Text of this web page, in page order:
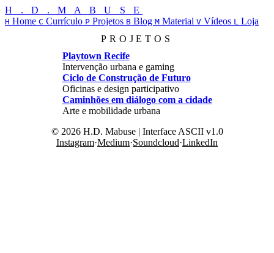
H . D . M A B U S E
H Home C Currículo P Projetos B Blog M Material V Vídeos L Loja
PROJETOS
Playtown Recife
Intervenção urbana e gaming
Ciclo de Construção de Futuro
Oficinas e design participativo
Caminhões em diálogo com a cidade
Arte e mobilidade urbana
© 2026 H.D. Mabuse | Interface ASCII v1.0
Instagram·Medium·Soundcloud·LinkedIn